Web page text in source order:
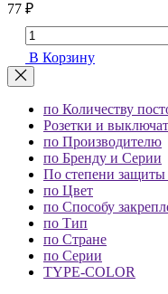
77 ₽
В Корзину
по Количеству
Розетки и
по Производителю
по Бренду и Серии
По степени защиты
по Цвет
по Способу
по Тип
по Стране
по Серии
TYPE-COLOR